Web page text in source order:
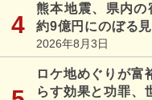
熊本地震、県内の
約9億円にのぼる
2026年8月3日
ロケ地めぐりが富
らす効果と功罪、